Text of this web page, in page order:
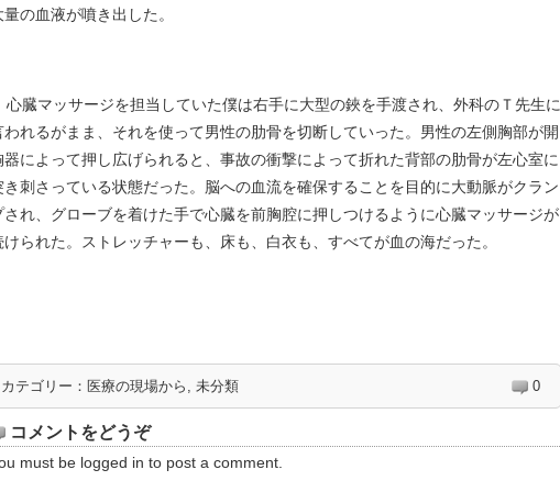
量の血液が噴き出した。
心臓マッサージを担当していた僕は右手に大型の鋏を手渡され、外科のＴ先生に
われるがまま、それを使って男性の肋骨を切断していった。男性の左側胸部が開
器によって押し広げられると、事故の衝撃によって折れた背部の肋骨が左心室に
き刺さっている状態だった。脳への血流を確保することを目的に大動脈がクラン
され、グローブを着けた手で心臓を前胸腔に押しつけるように心臓マッサージが
けられた。ストレッチャーも、床も、白衣も、すべてが血の海だった。
カテゴリー： 医療の現場から , 未分類 0
コメントをどうぞ
must be logged in to post a comment.